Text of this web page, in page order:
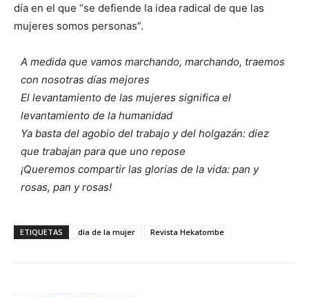
día en el que “se defiende la idea radical de que las
mujeres somos personas”.
A medida que vamos marchando, marchando, traemos
con nosotras días mejores
El levantamiento de las mujeres significa el
levantamiento de la humanidad
Ya basta del agobio del trabajo y del holgazán: diez
que trabajan para que uno repose
¡Queremos compartir las glorias de la vida: pan y
rosas, pan y rosas!
ETIQUETAS dia de la mujer Revista Hekatombe